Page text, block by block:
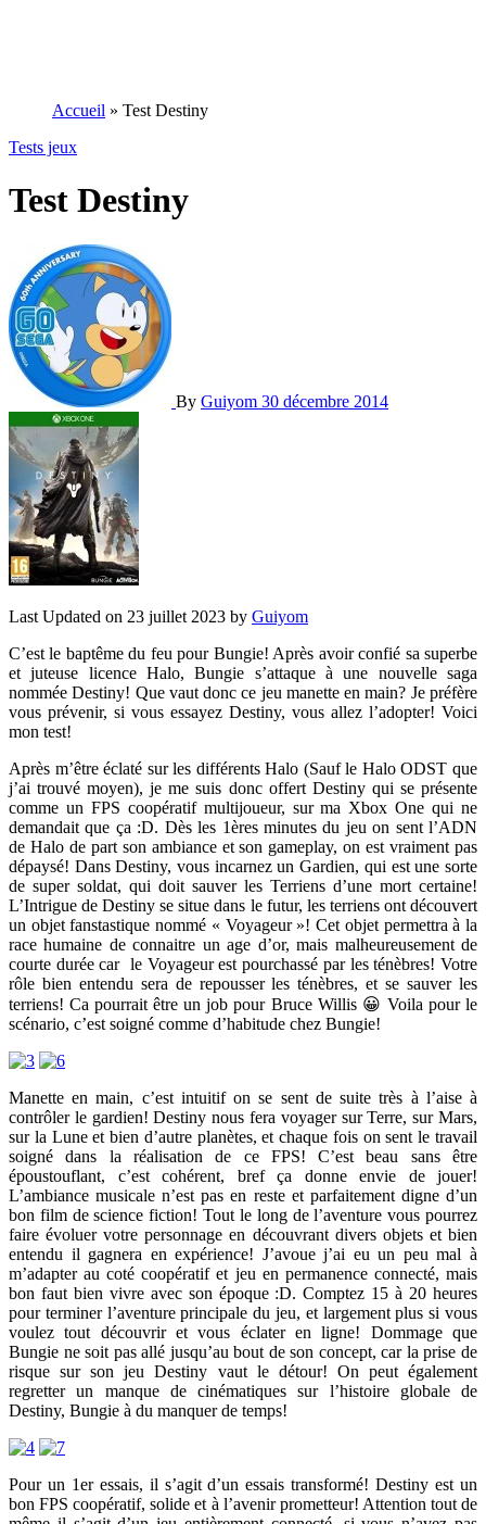
Accueil » Test Destiny
Tests jeux
Test Destiny
By Guiyom 30 décembre 2014
Last Updated on 23 juillet 2023 by Guiyom
C’est le baptême du feu pour Bungie! Après avoir confié sa superbe
et juteuse licence Halo, Bungie s’attaque à une nouvelle saga
nommée Destiny! Que vaut donc ce jeu manette en main? Je préfère
vous prévenir, si vous essayez Destiny, vous allez l’adopter! Voici
mon test!
Après m’être éclaté sur les différents Halo (Sauf le Halo ODST que
j’ai trouvé moyen), je me suis donc offert Destiny qui se présente
comme un FPS coopératif multijoueur, sur ma Xbox One qui ne
demandait que ça :D. Dès les 1ères minutes du jeu on sent l’ADN
de Halo de part son ambiance et son gameplay, on est vraiment pas
dépaysé! Dans Destiny, vous incarnez un Gardien, qui est une sorte
de super soldat, qui doit sauver les Terriens d’une mort certaine!
L’Intrigue de Destiny se situe dans le futur, les terriens ont découvert
un objet fanstastique nommé « Voyageur »! Cet objet permettra à la
race humaine de connaitre un age d’or, mais malheureusement de
courte durée car le Voyageur est pourchassé par les ténèbres! Votre
rôle bien entendu sera de repousser les ténèbres, et se sauver les
terriens! Ca pourrait être un job pour Bruce Willis 😀 Voila pour le
scénario, c’est soigné comme d’habitude chez Bungie!
Manette en main, c’est intuitif on se sent de suite très à l’aise à
contrôler le gardien! Destiny nous fera voyager sur Terre, sur Mars,
sur la Lune et bien d’autre planètes, et chaque fois on sent le travail
soigné dans la réalisation de ce FPS! C’est beau sans être
époustouflant, c’est cohérent, bref ça donne envie de jouer!
L’ambiance musicale n’est pas en reste et parfaitement digne d’un
bon film de science fiction! Tout le long de l’aventure vous pourrez
faire évoluer votre personnage en découvrant divers objets et bien
entendu il gagnera en expérience! J’avoue j’ai eu un peu mal à
m’adapter au coté coopératif et jeu en permanence connecté, mais
bon faut bien vivre avec son époque :D. Comptez 15 à 20 heures
pour terminer l’aventure principale du jeu, et largement plus si vous
voulez tout découvrir et vous éclater en ligne! Dommage que
Bungie ne soit pas allé jusqu’au bout de son concept, car la prise de
risque sur son jeu Destiny vaut le détour! On peut également
regretter un manque de cinématiques sur l’histoire globale de
Destiny, Bungie à du manquer de temps!
Pour un 1er essais, il s’agit d’un essais transformé! Destiny est un
bon FPS coopératif, solide et à l’avenir prometteur! Attention tout de